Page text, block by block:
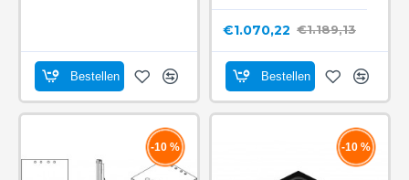
Bestellen
€1.070,22 €1.189,13
Bestellen
-10 % -10 %